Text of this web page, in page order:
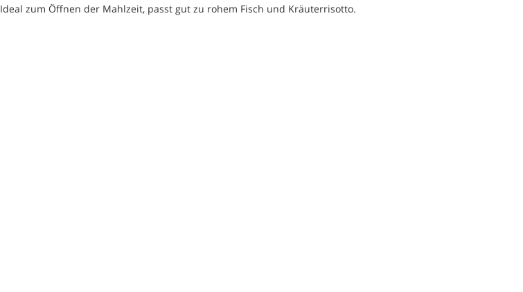
Ideal zum Öffnen der Mahlzeit, passt gut zu rohem Fisch und Kräuterrisotto.